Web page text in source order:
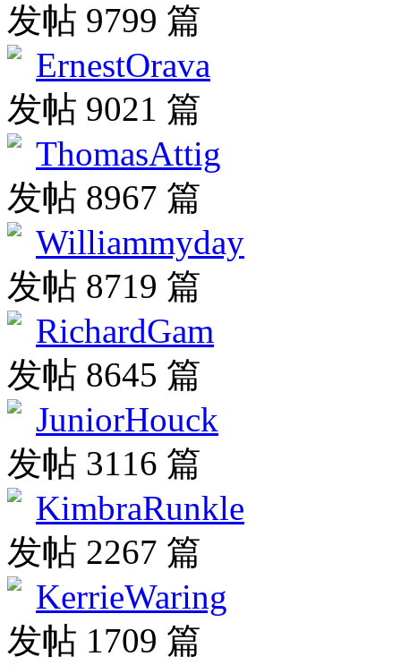
发帖 9799 篇
ErnestOrava
发帖 9021 篇
ThomasAttig
发帖 8967 篇
Williammyday
发帖 8719 篇
RichardGam
发帖 8645 篇
JuniorHouck
发帖 3116 篇
KimbraRunkle
发帖 2267 篇
KerrieWaring
发帖 1709 篇